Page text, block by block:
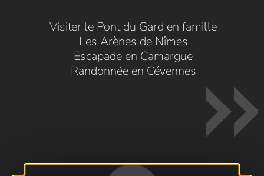
Visiter le Pont du Gard en famille
Les Arènes de Nîmes
Escapade en Camargue
Randonnée en Cévennes